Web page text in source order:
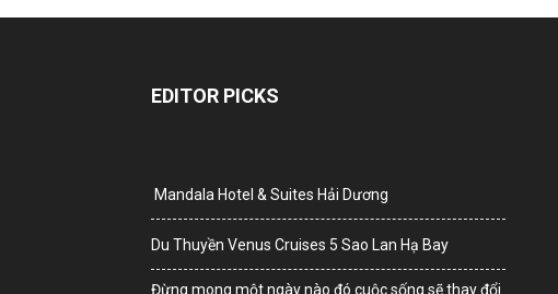
EDITOR PICKS
Mandala Hotel & Suites Hải Dương
Du Thuyền Venus Cruises 5 Sao Lan Hạ Bay
Đừng mong một ngày nào đó cuộc sống sẽ thay đổi.